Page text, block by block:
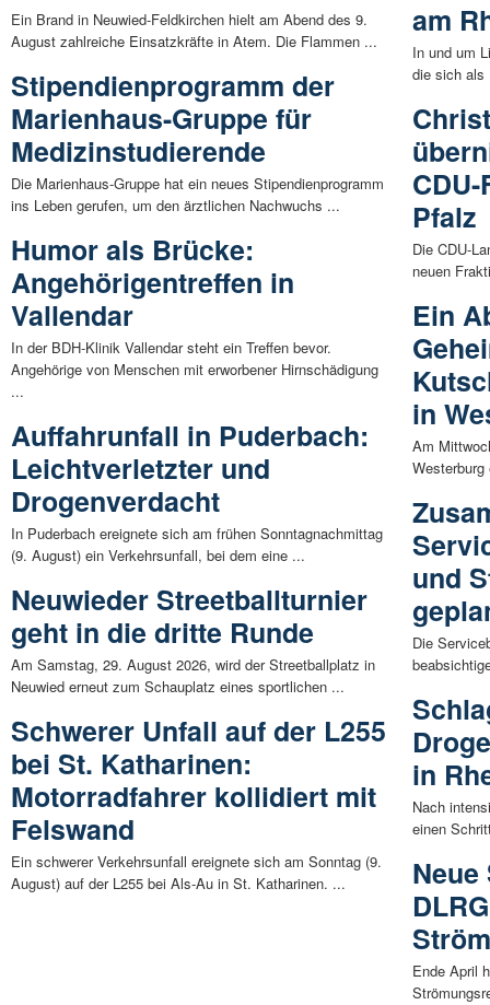
Ein Brand in Neuwied-Feldkirchen hielt am Abend des 9.
August zahlreiche Einsatzkräfte in Atem. Die Flammen ...
Stipendienprogramm der
Marienhaus-Gruppe für
Medizinstudierende
Die Marienhaus-Gruppe hat ein neues Stipendienprogramm
ins Leben gerufen, um den ärztlichen Nachwuchs ...
Humor als Brücke:
Angehörigentreffen in
Vallendar
In der BDH-Klinik Vallendar steht ein Treffen bevor.
Angehörige von Menschen mit erworbener Hirnschädigung
...
Auffahrunfall in Puderbach:
Leichtverletzter und
Drogenverdacht
In Puderbach ereignete sich am frühen Sonntagnachmittag
(9. August) ein Verkehrsunfall, bei dem eine ...
Neuwieder Streetballturnier
geht in die dritte Runde
Am Samstag, 29. August 2026, wird der Streetballplatz in
Neuwied erneut zum Schauplatz eines sportlichen ...
Schwerer Unfall auf der L255
bei St. Katharinen:
Motorradfahrer kollidiert mit
Felswand
Ein schwerer Verkehrsunfall ereignete sich am Sonntag (9.
August) auf der L255 bei Als-Au in St. Katharinen. ...
am
In und um
die sich als
Pfalz
Die CDU-
neuen
Ein
in
Am
und
Die
in
Nach
einen
Ende April